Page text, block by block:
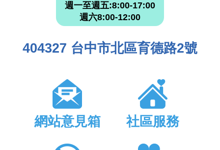
週一至週五:8:00-17:00
週六8:00-12:00
404327 台中市北區育德路2號
網站意見箱 社區服務